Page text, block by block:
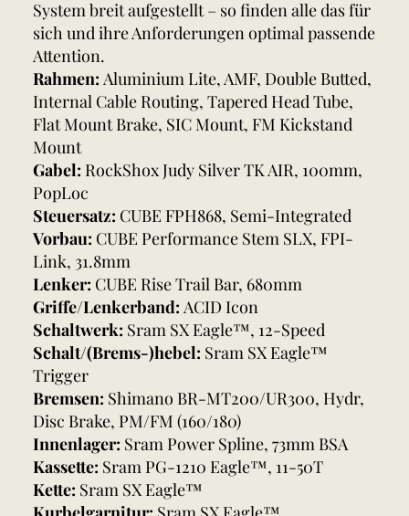
System breit aufgestellt – so finden alle das für
sich und ihre Anforderungen optimal passende
Attention.
Rahmen: Aluminium Lite, AMF, Double Butted,
Internal Cable Routing, Tapered Head Tube,
Flat Mount Brake, SIC Mount, FM Kickstand
Mount
Gabel: RockShox Judy Silver TK AIR, 100mm,
PopLoc
Steuersatz: CUBE FPH868, Semi-Integrated
Vorbau: CUBE Performance Stem SLX, FPI-
Link, 31.8mm
Lenker: CUBE Rise Trail Bar, 680mm
Griffe/Lenkerband: ACID Icon
Schaltwerk: Sram SX Eagle™, 12-Speed
Schalt/(Brems-)hebel: Sram SX Eagle™
Trigger
Bremsen: Shimano BR-MT200/UR300, Hydr,
Disc Brake, PM/FM (160/180)
Innenlager: Sram Power Spline, 73mm BSA
Kassette: Sram PG-1210 Eagle™, 11-50T
Kette: Sram SX Eagle™